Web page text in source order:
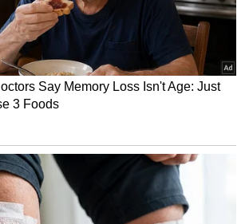
ಒಂದು ಪಿನ್ ಉದ್ದವಾಗಿರುವುದು ಏಕೆ?
ಒಂದು ಪಿನ್ ಉದ್ದವಾಗಿರುವುದು ಏಕೆ?
ಉದ್ದವಾಗಿದ್ದರೆ, ನೀವು ಅದನ್ನು